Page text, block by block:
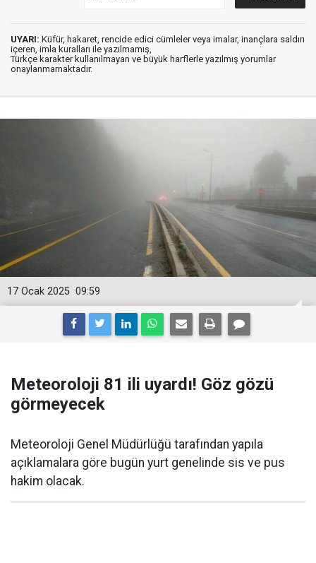
UYARI: Küfür, hakaret, rencide edici cümleler veya imalar, inançlara saldırı
içeren, imla kuralları ile yazılmamış,
Türkçe karakter kullanılmayan ve büyük harflerle yazılmış yorumlar
onaylanmamaktadır.
09:59
17 Ocak 2025
Meteoroloji 81 ili uyardı! Göz gözü
görmeyecek
Meteoroloji Genel Müdürlüğü tarafından yapıla
açıklamalara göre bugün yurt genelinde sis ve pus
hakim olacak.